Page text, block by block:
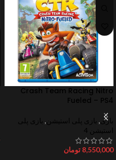
Crash Team Racing Nitro
Fueled – PS4
بازی, بازی پلی استیشن , بازی پلی
استیشن 4
8,550,000 تومان